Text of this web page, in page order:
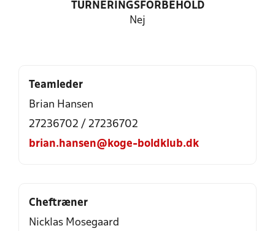
TURNERINGSFORBEHOLD
Nej
Teamleder
Brian Hansen
27236702 / 27236702
brian.hansen@koge-boldklub.dk
Cheftræner
Nicklas Mosegaard